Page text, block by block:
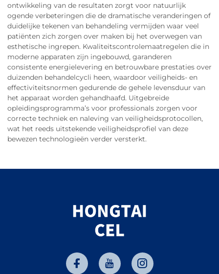
ontwikkeling van de resultaten zorgt voor natuurlijk
ogende verbeteringen die de dramatische veranderingen of
duidelijke tekenen van behandeling vermijden waar veel
patiënten zich zorgen over maken bij het overwegen van
esthetische ingrepen. Kwaliteitscontrolemaatregelen die in
moderne apparaten zijn ingebouwd, garanderen
consistente energielevering en betrouwbare prestaties over
duizenden behandelcycli heen, waardoor veiligheids- en
effectiviteitsnormen gedurende de gehele levensduur van
het apparaat worden gehandhaafd. Uitgebreide
opleidingsprogramma’s voor professionals zorgen voor
correcte techniek en naleving van veiligheidsprotocollen,
wat het reeds uitstekende veiligheidsprofiel van deze
bewezen technologieën verder versterkt.